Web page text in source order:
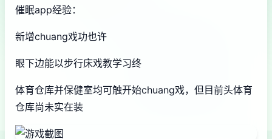
催眠app经验：
新增chuang戏功也许
眼下边能以步行床戏教学习终
体育仓库并保健室均可触开始chuang戏，但目前头体育
仓库尚未实在装